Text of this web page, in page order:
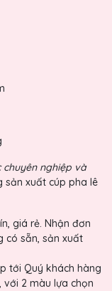
nghiệp và
sản xuất cúp pha lê
giá rẻ. Nhận đơn
có sẵn, sản xuất
tới Quý khách hàng
2 màu lựa chọn